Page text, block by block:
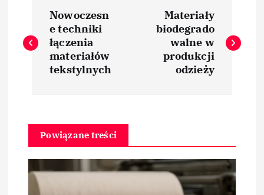
a
g
a
c
Nowoczesn
e techniki
łączenia
materiałów
tekstylnych
Materiały
biodegrado
walne w
produkcji
odzieży
Powiązane treści